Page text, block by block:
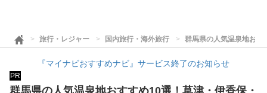
旅行・レジャー 国内旅行・海外旅行 群馬県の人気温泉地おす
『マイナビおすすめナビ』サービス終了のお知らせ
PR
群馬県の人気温泉地おすすめ10選！草津・伊香保・